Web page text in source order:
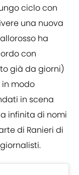
ciclo con
una nuova
ha
con
già da giorni)
in modo
in scena
infinita di nomi
di Ranieri di